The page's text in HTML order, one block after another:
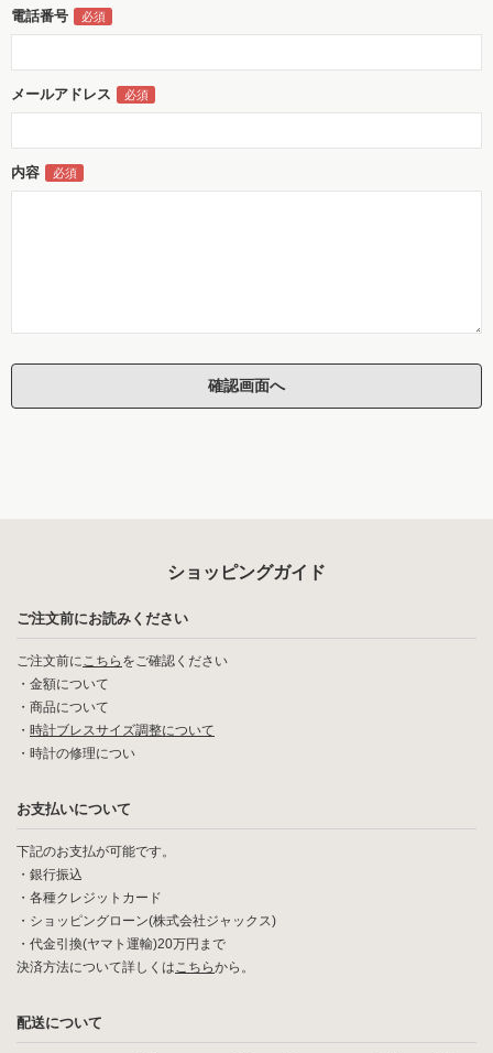
電話番号
メールアドレス
内容
ショッピングガイド
ご注文前にお読みください
ご注文前にこちら をご確認ください
・ 金額について
・ 商品について
・ 時計ブレスサイズ調整について
・ 時計の修理につい
お支払いについて
下記のお支払が可能です。
・銀行振込
・各種クレジットカード
・ショッピングローン(株式会社ジャックス)
・代金引換(ヤマト運輸)20万円まで
決済方法について詳しくはこちらから。
配送について